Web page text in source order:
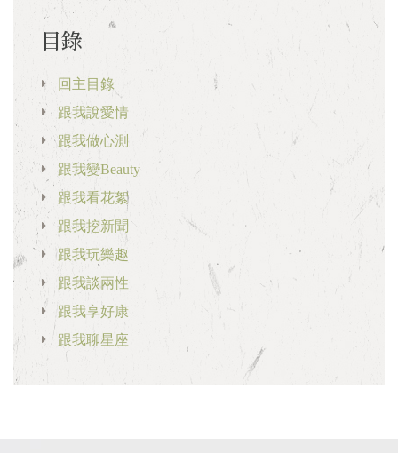
目錄
回主目錄
跟我說愛情
跟我做心測
跟我變Beauty
跟我看花絮
跟我挖新聞
跟我玩樂趣
跟我談兩性
跟我享好康
跟我聊星座